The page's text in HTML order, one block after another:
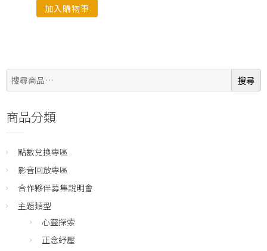
加入購物車
搜
尋:
搜尋
商品分類
點數兌換專區
影音回放專區
合作夥伴募集說明會
主題類型
心靈探索
正念紓壓